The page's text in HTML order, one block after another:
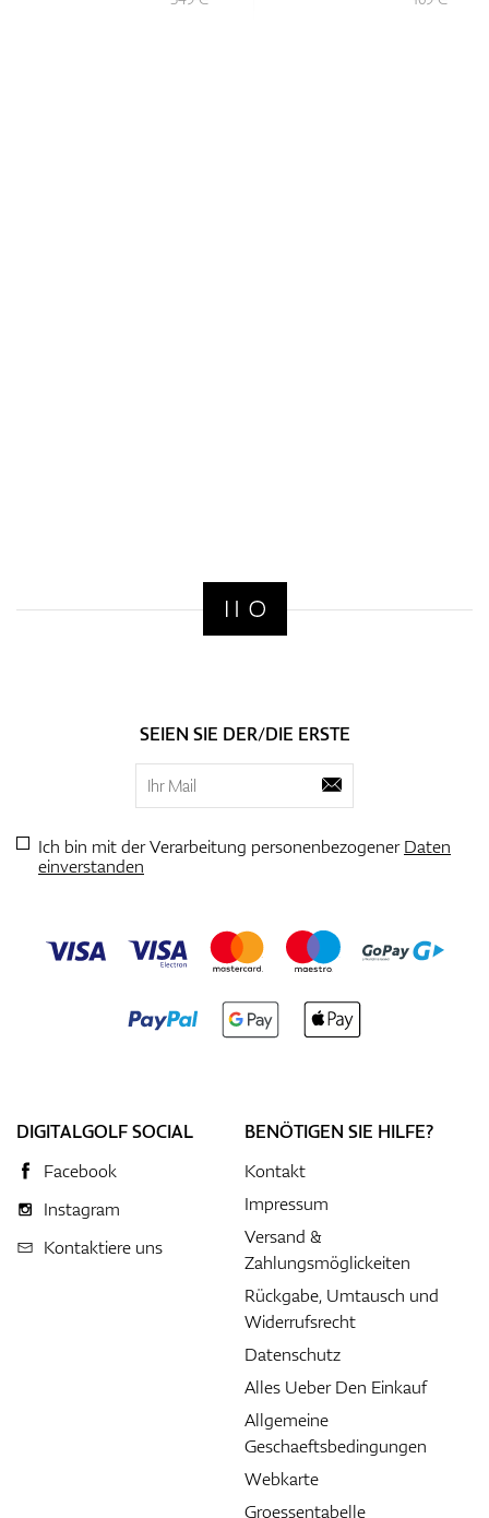
SEIEN SIE DER/DIE ERSTE
Ich bin mit der Verarbeitung personenbezogenerDaten
einverstanden
DIGITALGOLF SOCIAL
Facebook
Instagram
Kontaktiere uns
BENÖTIGEN SIE HILFE?
Kontakt
Impressum
Versand &
Zahlungsmöglickeiten
Rückgabe, Umtausch und
Widerrufsrecht
Datenschutz
Alles Ueber Den Einkauf
Allgemeine
Geschaeftsbedingungen
Webkarte
Groessentabelle